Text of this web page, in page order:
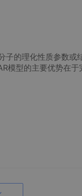
子的理化性质参数或
模型的主要优势在